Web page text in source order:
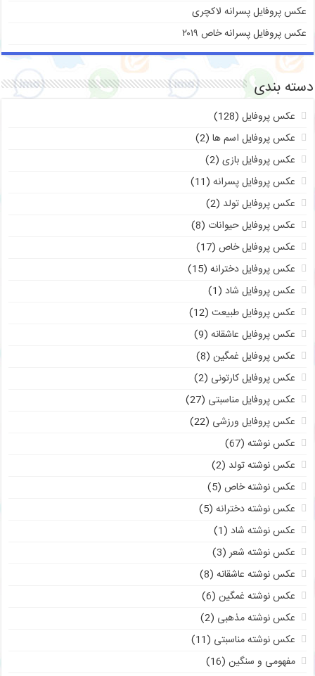
عکس پروفایل پسرانه لاکچری
عکس پروفایل پسرانه خاص ۲۰۱۹
دسته بندی
عکس پروفایل(128)
عکس پروفایل اسم ها(2)
عکس پروفایل بازی(2)
عکس پروفایل پسرانه(11)
عکس پروفایل تولد (2)
عکس پروفایل حیوانات (8)
عکس پروفایل خاص(17)
عکس پروفایل دخترانه(15)
عکس پروفایل شاد (1)
عکس پروفایل طبیعت(12)
عکس پروفایل عاشقانه(9)
عکس پروفایل غمگین(8)
عکس پروفایل کارتونی (2)
عکس پروفایل مناسبتی (27)
عکس پروفایل ورزشی (22)
عکس نوشته(67)
عکس نوشته تولد (2)
عکس نوشته خاص(5)
عکس نوشته دخترانه(5)
عکس نوشته شاد (1)
عکس نوشته شعر(3)
عکس نوشته عاشقانه(8)
عکس نوشته غمگین(6)
عکس نوشته مذهبی (2)
عکس نوشته مناسبتی (11)
مفهومی و سنگین(16)